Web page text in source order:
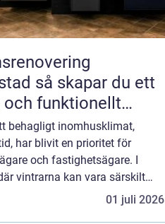
du ett
och funktionellt
behagligt inomhusklimat,
har blivit en prioritet för
och fastighetsägare. I
vintrarna kan vara särskilt
visat sig vara en
01 juli 2026